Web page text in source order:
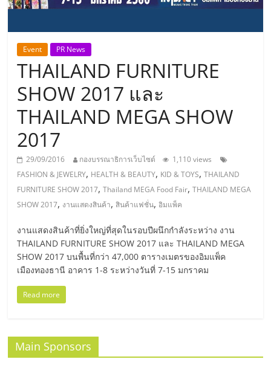
รวม
ธุรกิจ
เอ
ส
เอ็
มอี
ไทย,
SMEs,
แฟ
รน
ไชส์,
Event PR News
THAILAND FURNITURE
SHOW 2017 และ
THAILAND MEGA SHOW
2017
29/09/2016 กองบรรณาธิการเว็บไซต์
1,110 views
FASHION & JEWELRY, HEALTH & BEAUTY, KID & TOYS,THAILAND
FURNITURE SHOW 2017,Thailand MEGA Food Fair,THAILAND MEGA
SHOW 2017, งานแสดงสินค้า,สินค้าแฟชั่น,อิมแพ็ค
งานแสดงสินค้าที่ยิ่งใหญ่ที่สุดในรอบปีผนึกกำลังระหว่าง งาน
THAILAND FURNITURE SHOW 2017 และ THAILAND MEGA
SHOW 2017 บนพื้นที่กว่า 47,000 ตารางเมตรของอิมแพ็ค
เมืองทองธานี อาคาร 1-8 ระหว่างวันที่ 7-15 มกราคม
Read more
Main Sponsors